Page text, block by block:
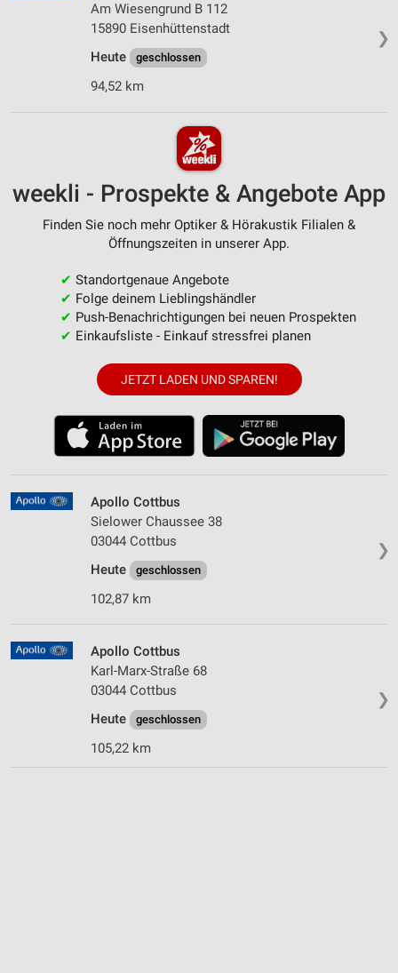
❯
Am Wiesengrund B 112
15890 Eisenhüttenstadt
Heute
geschlossen
94,52 km
weekli - Prospekte & Angebote App
Finden Sie noch mehr Optiker & Hörakustik Filialen &
Öffnungszeiten in unserer App.
✔ Standortgenaue Angebote
✔ Folge deinem Lieblingshändler
✔ Push-Benachrichtigungen bei neuen Prospekten
✔ Einkaufsliste - Einkauf stressfrei planen
JETZT LADEN UND SPAREN!
❯
Apollo Cottbus
Sielower Chaussee 38
03044 Cottbus
Heute
geschlossen
102,87 km
❯
Apollo Cottbus
Karl-Marx-Straße 68
03044 Cottbus
Heute
geschlossen
105,22 km